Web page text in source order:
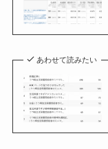
あわせて読みたい